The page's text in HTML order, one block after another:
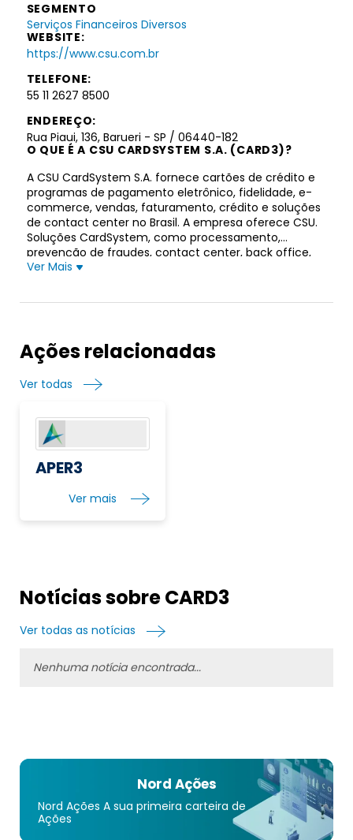
SEGMENTO
Serviços Financeiros Diversos
WEBSITE:
https://www.csu.com.br
TELEFONE:
55 11 2627 8500
ENDEREÇO:
Rua Piaui, 136, Barueri - SP / 06440-182
O QUE É A CSU CARDSYSTEM S.A. (CARD3)?
A CSU CardSystem S.A. fornece cartões de crédito e
programas de pagamento eletrônico, fidelidade, e-
commerce, vendas, faturamento, crédito e soluções
de contact center no Brasil. A empresa oferece CSU.
Soluções CardSystem, como processamento,
prevenção de fraudes, contact center, back office,
embossing de cartões, operação e gerenciamento
fornece a CSU.Contact, que fornece soluções de
negócios de terceirização que gerencia vários canais
de programas de aquisição, recuperação, cobrança e
financeiras digitais para o mercado de Banking as a
Service. A empresa foi fundada em 1992 e está
sediada em Barueri, Brasil. A CSU Cardsystem S.A. é
uma subsidiária da Greeneville Delaware LLC.
Ver Mais
Ações relacionadas
Ver todas
APER3
Ver mais
Notícias sobre CARD3
Ver todas as notícias
Nenhuma notícia encontrada...
Nord Ações
Nord Ações A sua primeira carteira de
Ações